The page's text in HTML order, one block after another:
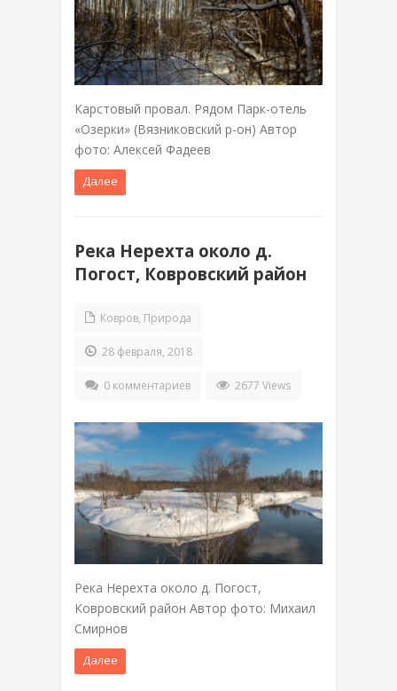
Карстовый провал. Рядом Парк-отель
«Озерки» (Вязниковский р-он) Автор
фото: Алексей Фадеев
Далее
Река Нерехта около д.
Погост, Ковровский район
Ковров, Природа
28 февраля, 2018
0 комментариев 2677 Views
Река Нерехта около д. Погост,
Ковровский район Автор фото: Михаил
Смирнов
Далее